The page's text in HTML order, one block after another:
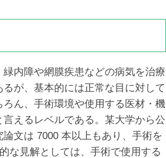
内障や網膜疾患などの病気を治療
が、基本的には正常な目に対して
ん、手術環境や使用する医材・機
えるレベルである。某大学から公
文は 7000 本以上もあり、手術を
な見解としては、手術で使用する